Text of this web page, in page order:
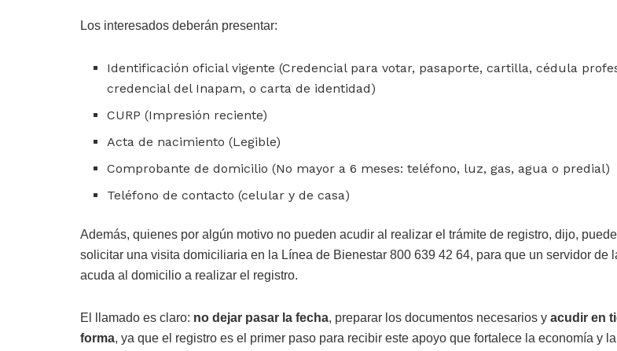
Los interesados deberán presentar:
Identificación oficial vigente (Credencial para votar, pasaporte, cartilla, cédula
credencial del Inapam, o carta de identidad)
CURP (Impresión reciente)
Acta de nacimiento (Legible)
Comprobante de domicilio (No mayor a 6 meses: teléfono, luz, gas, agua o predial)
Teléfono de contacto (celular y de casa)
Además, quienes por algún motivo no pueden acudir al realizar el trámite de registro, dijo,
solicitar una visita domiciliaria en la Línea de Bienestar 800 639 42 64, para que un servidor de
acuda al domicilio a realizar el registro.
El llamado es claro: no dejar pasar la fecha, preparar los documentos necesarios y acudir en
forma, ya que el registro es el primer paso para recibir este apoyo que fortalece la economía y la